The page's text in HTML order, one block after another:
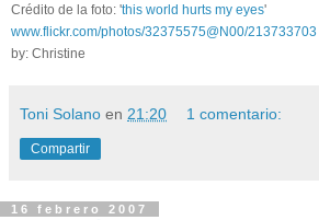
Crédito de la foto: 'this world hurts my eyes'
www.flickr.com/photos/32375575@N00/213733703
by: Christine
Toni Solano en 21:20 1 comentario:
Compartir
16 febrero 2007